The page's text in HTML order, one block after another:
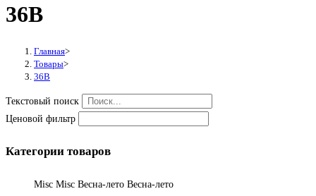
36B
Главная>
Товары>
36B
Текстовый поиск
Ценовой фильтр
Категории товаров
Misc Misc Весна-лето Весна-лето